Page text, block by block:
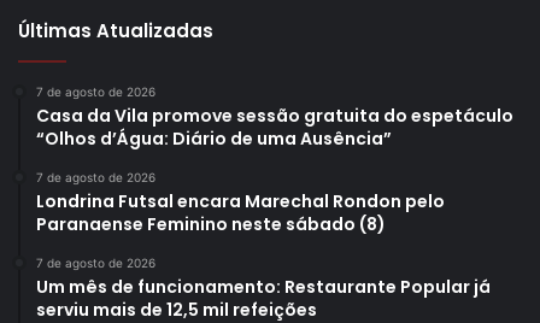
Últimas Atualizadas
7 de agosto de 2026
Casa da Vila promove sessão gratuita do espetáculo
“Olhos d’Água: Diário de uma Ausência”
7 de agosto de 2026
Londrina Futsal encara Marechal Rondon pelo
Paranaense Feminino neste sábado (8)
7 de agosto de 2026
Um mês de funcionamento: Restaurante Popular já
serviu mais de 12,5 mil refeições